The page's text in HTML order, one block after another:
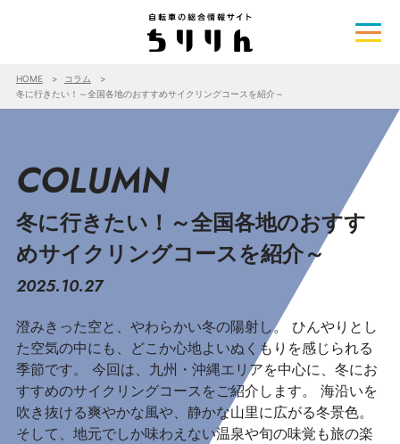
HOME
コラム
冬に行きたい！～全国各地のおすすめサイクリングコースを紹介～
COLUMN
冬に行きたい！～全国各地のおすす
めサイクリングコースを紹介～
2025.10.27
澄みきった空と、やわらかい冬の陽射し。 ひんやりとし
た空気の中にも、どこか心地よいぬくもりを感じられる
季節です。 今回は、九州・沖縄エリアを中心に、冬にお
すすめのサイクリングコースをご紹介します。 海沿いを
吹き抜ける爽やかな風や、静かな山里に広がる冬景色。
そして、地元でしか味わえない温泉や旬の味覚も旅の楽